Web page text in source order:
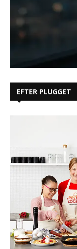
EFTER PLUGGET